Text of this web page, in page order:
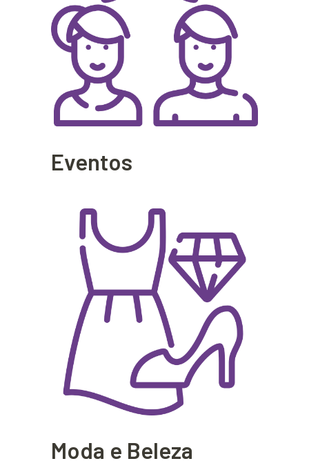
Eventos
Moda e Beleza